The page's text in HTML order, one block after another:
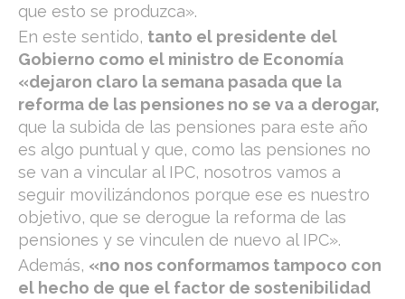
que esto se produzca».
En este sentido, tanto el presidente del
Gobierno como el ministro de Economía
«dejaron claro la semana pasada que la
reforma de las pensiones no se va a derogar,
que la subida de las pensiones para este año
es algo puntual y que, como las pensiones no
se van a vincular al IPC, nosotros vamos a
seguir movilizándonos porque ese es nuestro
objetivo, que se derogue la reforma de las
pensiones y se vinculen de nuevo al IPC».
Además, «no nos conformamos tampoco con
el hecho de que el factor de sostenibilidad